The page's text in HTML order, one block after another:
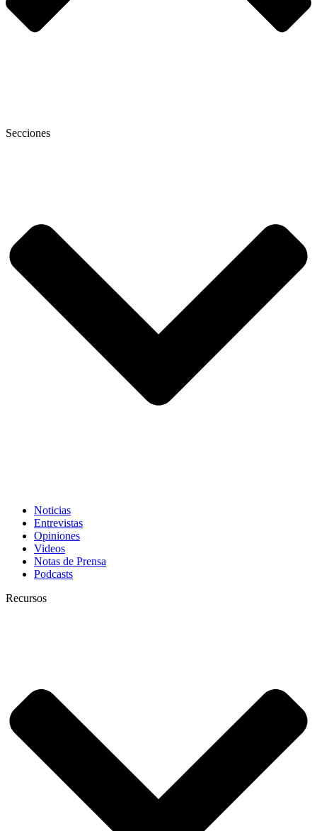
Secciones
Noticias
Entrevistas
Opiniones
Videos
Notas de Prensa
Podcasts
Recursos